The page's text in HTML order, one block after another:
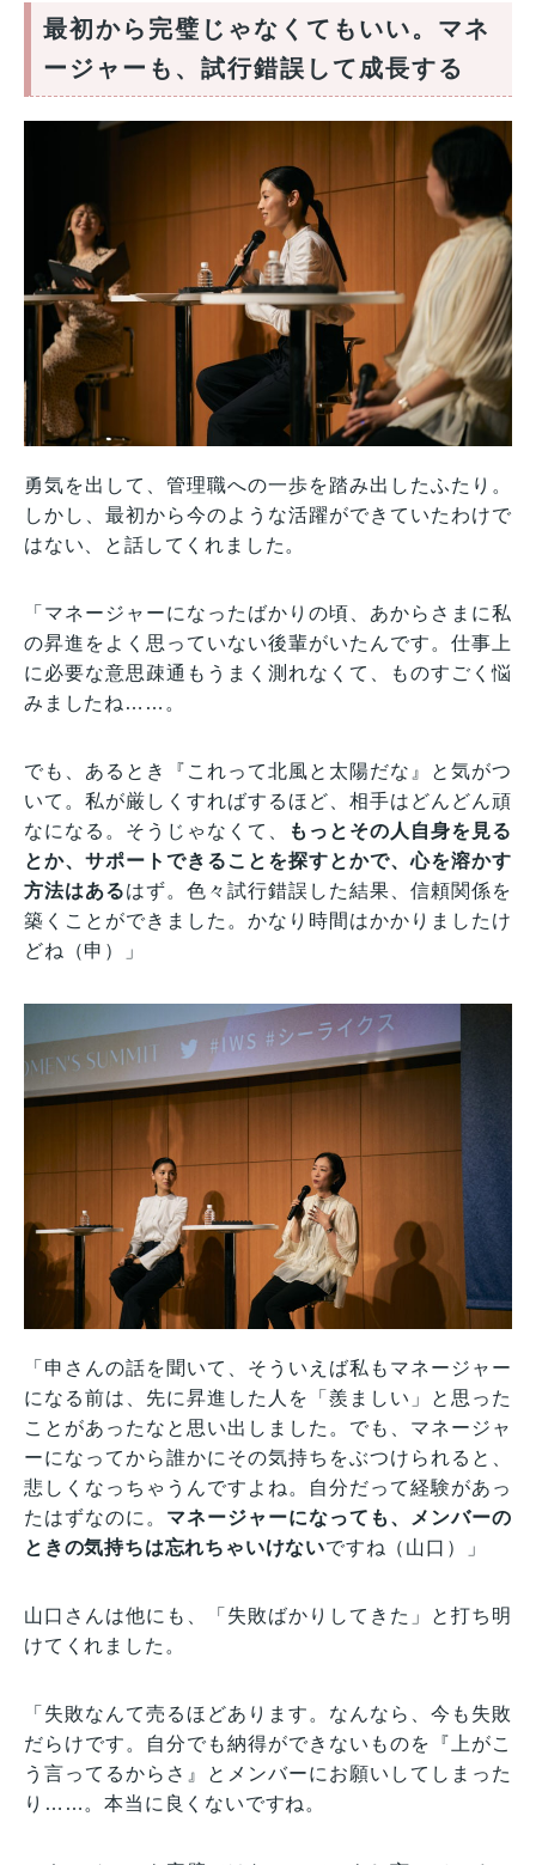
最初から完璧じゃなくてもいい。マネ
ージャーも、試行錯誤して成長する
勇気を出して、管理職への一歩を踏み出したふたり。
しかし、最初から今のような活躍ができていたわけで
はない、と話してくれました。
「マネージャーになったばかりの頃、あからさまに私
の昇進をよく思っていない後輩がいたんです。仕事上
に必要な意思疎通もうまく測れなくて、ものすごく悩
みましたね……。
でも、あるとき『これって北風と太陽だな』と気がつ
いて。私が厳しくすればするほど、相手はどんどん頑
なになる。そうじゃなくて、
もっとその人自身を見る
とか、サポートできることを探すとかで、心を溶かす
方法はあるはず。色々試行錯誤した結果、信頼関係を
築くことができました。かなり時間はかかりましたけ
どね（申）」
「申さんの話を聞いて、そういえば私もマネージャー
になる前は、先に昇進した人を「羨ましい」と思った
ことがあったなと思い出しました。でも、マネージャ
ーになってから誰かにその気持ちをぶつけられると、
悲しくなっちゃうんですよね。自分だって経験があっ
たはずなのに。 マネージャーになっても、メンバーの
ときの気持ちは忘れちゃいけないですね（山口）」
山口さんは他にも、「失敗ばかりしてきた」と打ち明
けてくれました。
「失敗なんて売るほどあります。なんなら、今も失敗
だらけです。自分でも納得ができないものを『上がこ
う言ってるからさ』とメンバーにお願いしてしまった
り……。本当に良くないですね。